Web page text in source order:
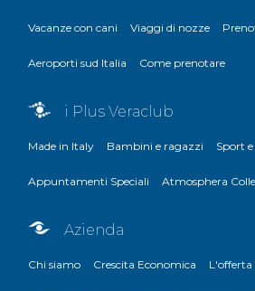
Vacanze con cani Viaggi di nozze
Aeroporti sud Italia Come prenotare
i Plus Veraclub
Made in Italy Bambini e ragazzi Sport
Appuntamenti Speciali Atmosphera
Azienda
Chi siamo Crescita Economica L'offerta